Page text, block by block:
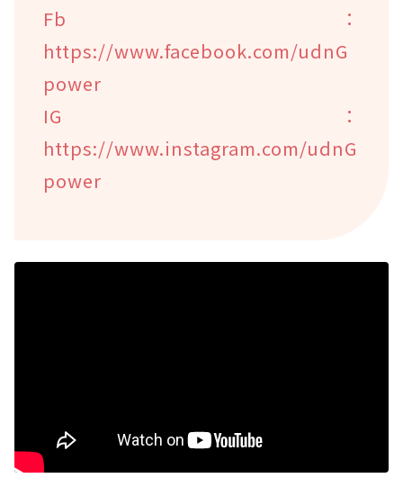
Fb：
https://www.facebook.com/udnG
power
IG：
https://www.instagram.com/udnG
power